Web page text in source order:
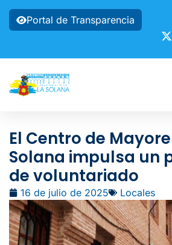
Portal de Transparencia
El Centro de
Solana impulsa un
de voluntariado
16 de julio de 2025 Locales